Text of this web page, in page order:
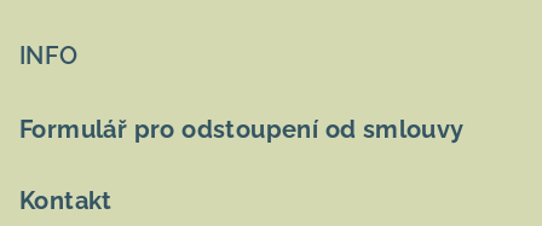
INFO
Formulář pro odstoupení od smlouvy
Kontakt